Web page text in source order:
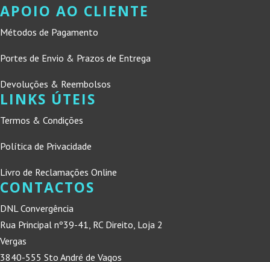
APOIO AO CLIENTE
Métodos de Pagamento
Portes de Envio & Prazos de Entrega
Devoluções & Reembolsos
LINKS ÚTEIS
Termos & Condições
Política de Privacidade
Livro de Reclamações Online
CONTACTOS
DNL Convergência
Rua Principal nº39-41, RC Direito, Loja 2
Vergas
3840-555 Sto André de Vagos